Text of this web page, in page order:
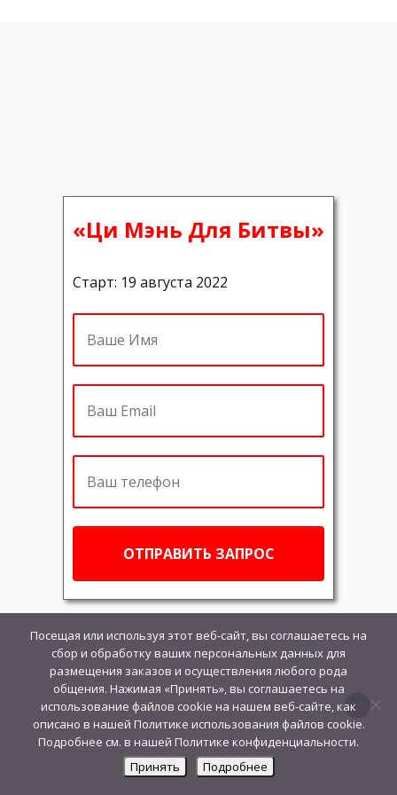
«Ци Мэнь Для Битвы»
Старт: 19 августа 2022
Посещая или используя этот веб-сайт, вы соглашаетесь на
сбор и обработку ваших персональных данных для
размещения заказов и осуществления любого рода
общения. Нажимая «Принять», вы соглашаетесь на
использование файлов cookie на нашем веб-сайте, как
описано в нашей Политике использования файлов cookie.
Подробнее см. в нашей Политике конфиденциальности.
Принять
Подробнее